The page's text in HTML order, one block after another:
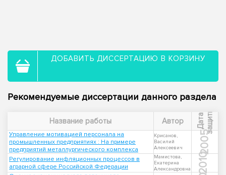
ДОБАВИТЬ ДИССЕРТАЦИЮ В КОРЗИНУ
Рекомендуемые диссертации данного раздела
Название работы Автор Д
а
т
а
з
а
щ
и
т ы
Управление мотивацией персонала на
промышленных предприятиях : На примере
предприятий металлургического комплекса
Крисанов,
Василий
Алексеевич
2005
Регулирование инфляционных процессов в
аграрной сфере Российской Федерации
Мамистова,
Екатерина
Александровна
2010